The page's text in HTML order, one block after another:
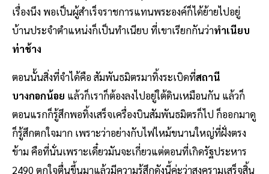
เรื่องนึง พอเป็นผู้สำเร็จราชการแทนพระองค์ก็ได้ย้ายไปอยู่
บ้านประจำตำแหน่งก็เป็นทำเนียบ ที่เขาเรียกกันว่าทำเนียบ
ท่าช้าง
ตอนนั้นสิ่งที่จำได้คือ สัมพันธมิตรมาทิ้งระเบิดที่สถานี
บางกอกน้อย แล้วก็เราก็ต้องลงไปอยู่ใต้ดินเหมือนกัน แล้วก็
ตอนแรกก็รู้สึกพอทิ้งเสร็จเครื่องบินสัมพันธมิตรก็ไป ก็ออกมาดู
ก็รู้สึกตกใจมาก เพราะว่าอย่างกับไฟไหม้ขนานใหญ่ที่ฝั่งตรง
ข้าม คือที่นั่นเพราะเดี๋ยวมันจะเกี่ยวแต่ตอนที่เกิดรัฐประหาร
2490 ตกใจตื่นขึ้นมาแล้วมีความรู้สึกดังนี้ค่ะว่าสงครามเสร็จสิ้น